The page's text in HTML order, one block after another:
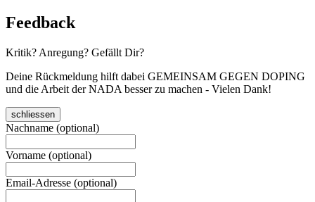
Feedback
Kritik? Anregung? Gefällt Dir?
Deine Rückmeldung hilft dabei GEMEINSAM GEGEN DOPING
und die Arbeit der NADA besser zu machen - Vielen Dank!
schliessen
Nachname (optional)
Vorname (optional)
Email-Adresse (optional)